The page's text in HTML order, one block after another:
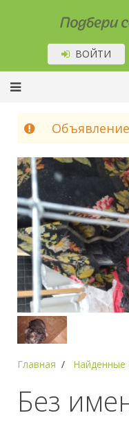
Подбери
ВОЙТИ
Главная Найденные
Без